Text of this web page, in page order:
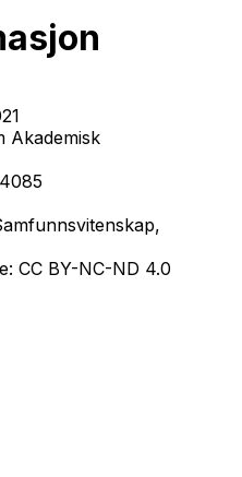
Akademisk
CC BY-NC-ND 4.0